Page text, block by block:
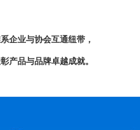
系企业与协会互通纽带，
产品与品牌卓越成就。